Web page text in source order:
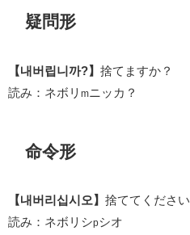
疑問形
【내버립니까?】 捨てますか？
読み：ネボリ m ニッカ？
命令形
【내버리십시오】 捨ててください
読み：ネボリシpシオ